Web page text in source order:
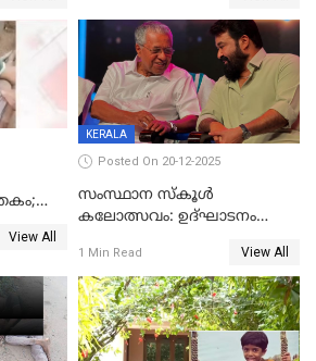
ശബരീ നന്ദനം
View All
KERALA
Posted On 20-12-2025
സംസ്ഥാന സ്കൂൾ
കലോത്സവം: ഉദ്ഘാടനം
മുഖ്യാതിഥിയായി
മോഹൻലാൽ
1 Min Read View All